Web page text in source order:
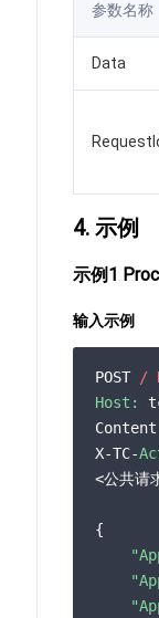
参数名称
Data
4. 示例
示例1
输入示例
POST /
Host:
X-TC-
<公共请
{